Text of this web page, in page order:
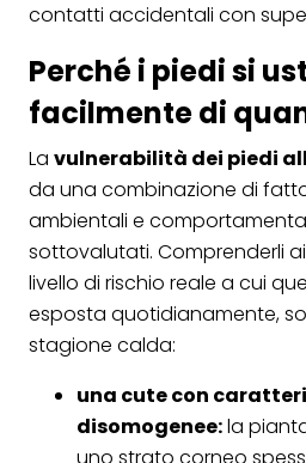
contatti accidentali con
Perché i piedi si
facilmente di
La vulnerabilità dei piedi
da una combinazione di
ambientali e
sottovalutati. Comprenderli
livello di rischio reale a cui
esposta quotidianamente,
stagione calda:
una cute con
disomogenee:la